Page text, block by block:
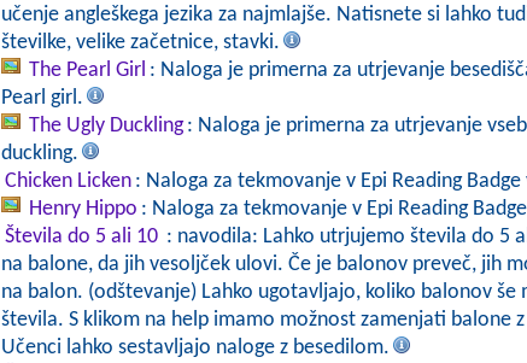
učenje angleškega jezika za najmlajše. Natisnete si lahko
številke, velike začetnice, stavki.
The Pearl Girl : Naloga je primerna za utrjevanje
Pearl girl.
The Ugly Duckling : Naloga je primerna za utrjevanje
duckling.
Chicken Licken : Naloga za tekmovanje v Epi Reading
Henry Hippo : Naloga za tekmovanje v Epi Reading
Števila do 5 ali 10 : navodila: Lahko utrjujemo števila do 5
na balone, da jih vesoljček ulovi. Če je balonov preveč, jih
na balon. (odštevanje) Lahko ugotavljajo, koliko balonov še
števila. S klikom na help imamo možnost zamenjati balone
Učenci lahko sestavljajo naloge z besedilom.